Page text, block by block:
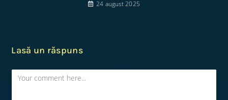
24 august 2025
Lasă un răspuns